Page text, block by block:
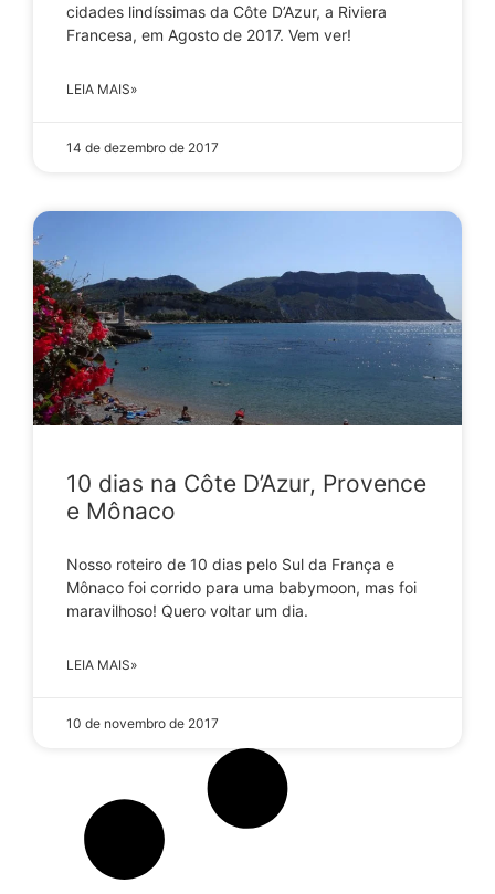
cidades lindíssimas da Côte D’Azur, a Riviera
Francesa, em Agosto de 2017. Vem ver!
LEIA MAIS»
14 de dezembro de 2017
10 dias na Côte D’Azur, Provence
e Mônaco
Nosso roteiro de 10 dias pelo Sul da França e
Mônaco foi corrido para uma babymoon, mas foi
maravilhoso! Quero voltar um dia.
LEIA MAIS»
10 de novembro de 2017